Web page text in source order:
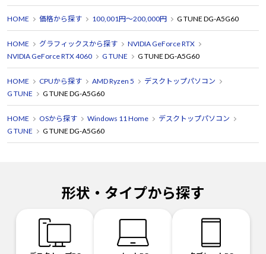
HOME 価格から探す 100,001円～200,000円 G TUNE DG-A5G60
HOME グラフィックスから探す
NVIDIA GeForce RTX
NVIDIA GeForce RTX 4060
G TUNE G TUNE DG-A5G60
HOME CPUから探す AMD Ryzen 5
デスクトップパソコン
G TUNE
G TUNE DG-A5G60
HOME OSから探す Windows 11 Home
デスクトップパソコン
G TUNE
G TUNE DG-A5G60
形状・タイプから探す